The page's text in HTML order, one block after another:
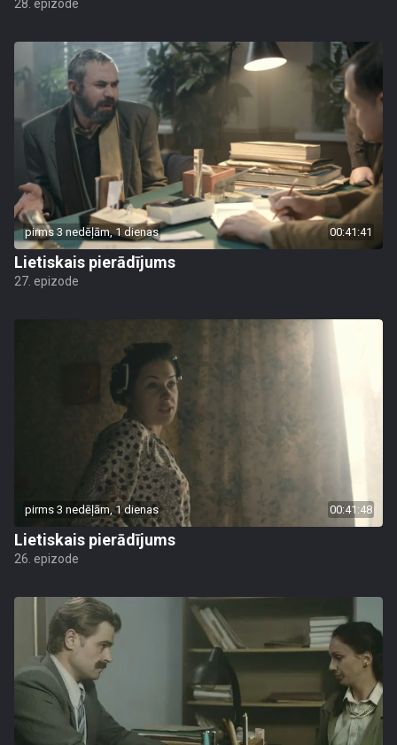
28. epizode
pirms 3 nedēļām, 1 dienas 00:41:41
Lietiskais pierādījums
27. epizode
pirms 3 nedēļām, 1 dienas 00:41:48
Lietiskais pierādījums
26. epizode